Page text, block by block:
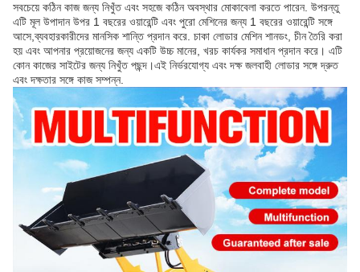
সবচেয়ে কঠিন কাজ জন্য নিখুঁত এবং সহজে কঠিন অবস্থার মোকাবেলা করতে পারেন. উপরন্তু
এটি মূল উপাদান উপর 1 বছরের ওয়ারেন্টি এবং পুরো মেশিনের জন্য 1 বছরের ওয়ারেন্টি সঙ্গে
আসে,ব্যবহারকারীদের মানসিক শান্তি প্রদান করে. চাকা লোডার মেশিন শানডং, চীন তৈরি করা
হয় এবং আপনার প্রয়োজনের জন্য একটি উচ্চ মানের, খরচ কার্যকর সমাধান প্রদান করে। এটি
কোন কাজের সাইটের জন্য নিখুঁত পছন্দ।এই নির্ভরযোগ্য এবং দক্ষ জলবাহী লোডার সঙ্গে দ্রুত
এবং দক্ষতার সঙ্গে কাজ সম্পন্ন.